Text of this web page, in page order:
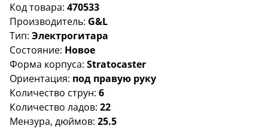
Код товара: 470533
Производитель: G&L
Тип: Электрогитара
Состояние: Новое
Форма корпуса: Stratocaster
Ориентация: под правую руку
Количество струн: 6
Количество ладов: 22
Мензура, дюймов: 25.5